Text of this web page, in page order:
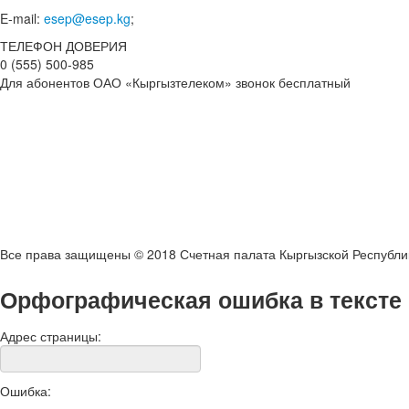
E-mail: esep@esep.kg;
ТЕЛЕФОН ДОВЕРИЯ
0 (555) 500-985
Для абонентов ОАО «Кыргызтелеком» звонок бесплатный
Все права защищены © 2018 Счетная палата Кыргызской
Орфографическая ошибка в тексте
Адрес страницы:
Ошибка: